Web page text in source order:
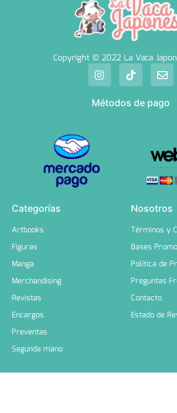
Copyright © 2022 La Vaca
Métodos de pago
Categorías
Artbooks
Figuras
Manga
Merchandising
Revistas
Encargos
Preventas
Segunda mano
Nosotros
Términos y
Bases
Política de
Preguntas
Contacto
Estado de